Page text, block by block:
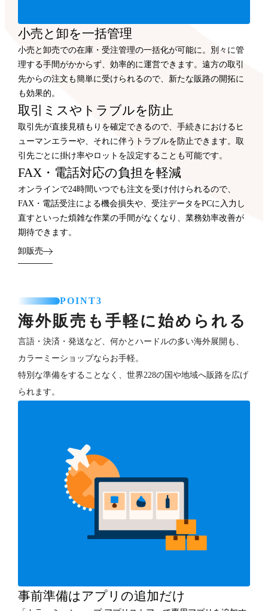
小売と卸を一括管理
小売と卸売での在庫・受注管理の一括化が可能に。別々に管
理する手間がかからず、効率的に運営できます。遠方の取引
先からの注文も簡単に受けられるので、新たな販路の開拓に
も効果的。
取引ミスやトラブルを防止
取引先が直接見積もりを確定できるので、手続きにおけるヒ
ューマンエラーや、それに伴うトラブルを防止できます。取
引先ごとに掛け率やロットを設定することも可能です。
FAX・電話対応の負担を軽減
オンラインで24時間いつでも注文を受け付けられるので、
FAX・電話受注による機会損失や、受注データをPCに入力し
直すといった煩雑な作業の手間がなくなり、業務効率改善が
期待できます。
卸販売
POINT3
海外販売も手軽に始められる
言語・決済・発送など、何かとハードルの多い海外展開も、
カラーミーショップならお手軽。
特別な準備をすることなく、世界228の国や地域へ販路を広げ
られます。
事前準備はアプリの追加だけ